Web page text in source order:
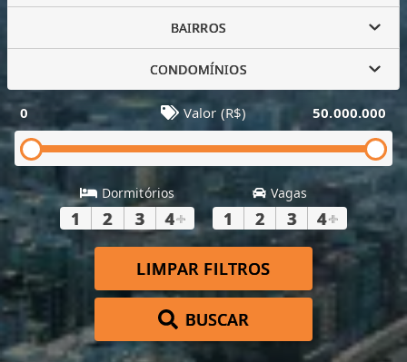
BAIRROS
CONDOMÍNIOS
0 Valor (R$) 50.000.000
Dormitórios
1 2 3 4+
Vagas
1 2 3 4+
LIMPAR FILTROS
BUSCAR